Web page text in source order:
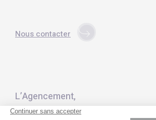
Nous contacter
L’Agencement,
Des études à la pose